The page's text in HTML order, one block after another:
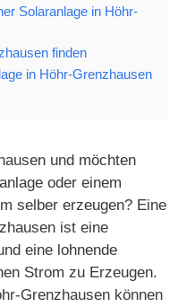
Solaranlage in Höhr-
finden
in Höhr-Grenzhausen
und möchten
oder einem
selber erzeugen? Eine
ist eine
eine lohnende
Strom zu Erzeugen.
Grenzhausen können